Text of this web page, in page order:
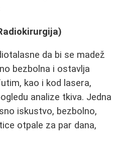
da bi se madež
bezbolna i ostavlja
kao i kod lasera,
analize tkiva. Jedna
iskustvo, bezbolno,
otpale za par dana,